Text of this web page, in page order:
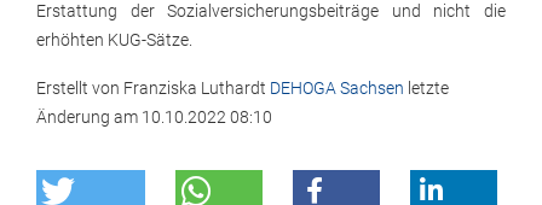
Erstattung der Sozialversicherungsbeiträge und nicht die
erhöhten KUG-Sätze.
Erstellt von Franziska Luthardt DEHOGA Sachsen letzte
Änderung am 10.10.2022 08:10